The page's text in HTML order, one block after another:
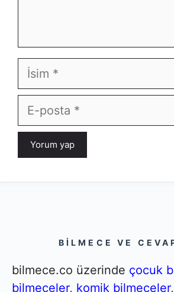
İsim
E-
posta
BILMECE VE
bilmece.co üzerinde çocuk
bilmeceler, komik bilmeceler,